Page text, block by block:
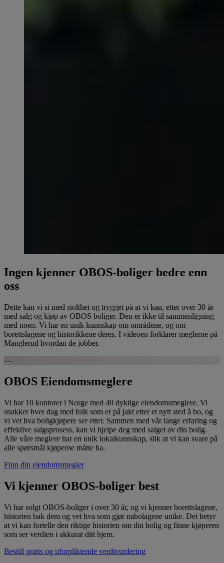
Ingen kjenner OBOS-boliger bedre enn
oss
Dette kan vi si med stolthet og trygget på at vi kan, etter over 30 år
med salg og kjøp av OBOS boliger. Den er ikke til sammenligning
med noen. Vi har en unik kunnskap om områdene, og om
borettslagene og historikkene deres. I videoen forklarer meglerne på
Manglerud hvordan de jobber.
Spill av video
OBOS Eiendomsmeglere
Vi har 10 kontorer i Norge med 40 dyktige eiendomsmeglere. Vi
snakker hver dag med folk som er på jakt etter et nytt sted å bo, og
vi vet hva boligkjøpere ser etter. Sammen med vår lange erfaring og
effektive salgsprosess, kan vi hjelpe deg med salget av din bolig.
Alle våre meglere har en unik lokalkunnskap, slik at vi kan svare på
alle spørsmål kjøperne måtte ha.
Finn din eiendomsmegler
Vi kjenner OBOS-boliger best
Vi har solgt OBOS-boliger i over 30 år, og vi kjenner borettslagene,
historien bak dem og vet hva som gjør nabolagene unike. Det betyr
at vi kan fortelle den riktige historien om din bolig og finne kjøperen
som ser verdien i akkurat ditt hjem.
Bestill gratis og uforpliktende verdivurdering